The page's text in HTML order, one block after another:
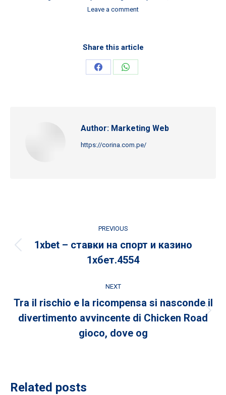
Leave a comment
Share this article
CompartirCompartir
Author: Marketing Web
https://corina.com.pe/
navigation
PREVIOUS
Previous
post:
1xbet – ставки на спорт и казино
1хбет.4554
NEXT
Next
post:
Tra il rischio e la ricompensa si nasconde il
divertimento avvincente di Chicken Road
gioco, dove og
Related posts